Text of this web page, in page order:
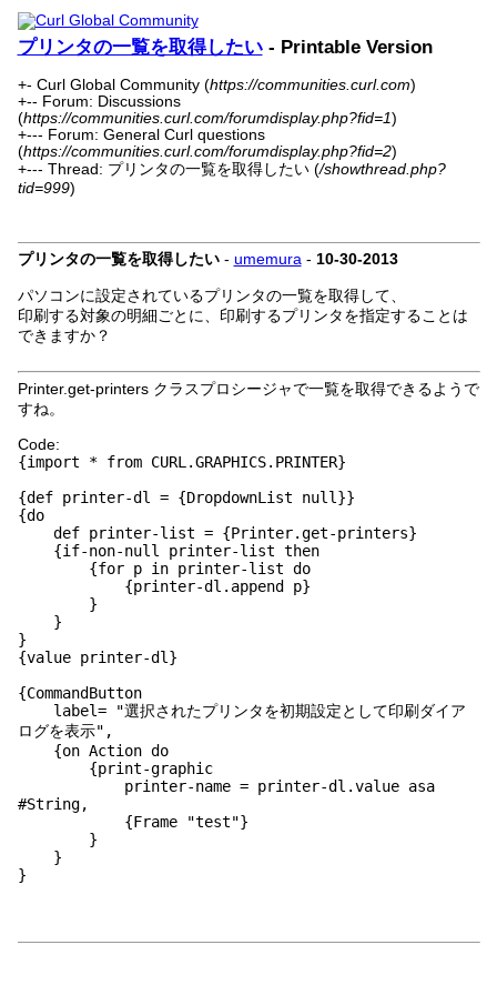
プリンタの一覧を取得したい- Printable Version
+- Curl Global Community (https://communities.curl.com)
+-- Forum: Discussions
(https://communities.curl.com/forumdisplay.php?fid=1)
+--- Forum: General Curl questions
(https://communities.curl.com/forumdisplay.php?fid=2)
+--- Thread: プリンタの一覧を取得したい (/showthread.php?
tid=999)
プリンタの一覧を取得したい- umemura- 10-30-2013
パソコンに設定されているプリンタの一覧を取得して、
印刷する対象の明細ごとに、印刷するプリンタを指定することは
できますか？
Printer.get-printers クラスプロシージャで一覧を取得できるようで
すね。
Code:
{import * from CURL.GRAPHICS.PRINTER}
{def printer-dl = {DropdownList null}}
{do
def printer-list = {Printer.get-printers}
{if-non-null printer-list then
{for p in printer-list do
{printer-dl.append p}
}
}
}
{value printer-dl}
{CommandButton
label= "選択されたプリンタを初期設定として印刷ダイア
ログを表示",
{on Action do
{print-graphic
printer-name = printer-dl.value asa
#String,
{Frame "test"}
}
}
}